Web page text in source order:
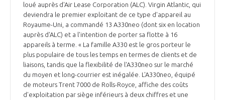
loué auprès d'Air Lease Corporation (ALC). Virgin Atlantic, qui
deviendra le premier exploitant de ce type d'appareil au
Royaume-Uni, a commandé 13 A330neo (dont six en location
auprès d'ALC) et a l'intention de porter sa flotte à 16
appareils à terme. « La famille A330 est le gros porteur le
plus populaire de tous les temps en termes de clients et de
liaisons, tandis que la flexibilité de l'A330neo sur le marché
du moyen et long-courrier est inégalée. L'A330neo, équipé
de moteurs Trent 7000 de Rolls-Royce, affiche des coûts
d'exploitation par siège inférieurs à deux chiffres et une